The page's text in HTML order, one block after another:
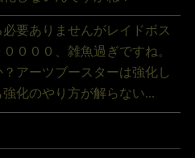
要ありませんがレイドボス
０００、雑魚過ぎですね。
アーツブースターは強化し
化のやり方が解らない...